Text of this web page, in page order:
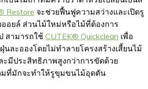
Restore จะช่วยฟื้นฟูความสว่างและเปิดรู
อยล์ ส่วนไม้ใหม่หรือไม้ที่ต้องการ
สามารถใช้ CUTEK® Quickclean เพื่อ
ละอองโดยไม่ทำลายโครงสร้างเสี้ยนไม้
ะมีประสิทธิภาพสูงกว่าการขัดด้วย
มที่มักจะทำให้รูขุมขนไม้อุดตัน